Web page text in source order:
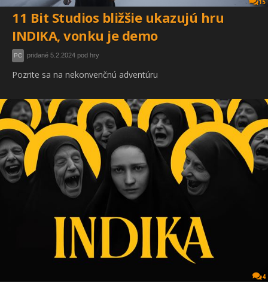
15
11 Bit Studios bližšie ukazujú hru
INDIKA, vonku je demo
PC pridané 5.2.2024 pod hry
Pozrite sa na nekonvenčnú adventúru
4